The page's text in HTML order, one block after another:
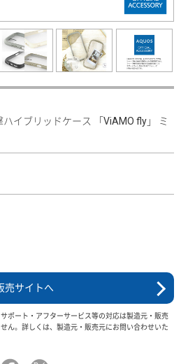
イブリッドケース 「ViAMO fly」 ミ
売サイトへ
ポート・アフターサービス等の対応は製造元・販売
ん。詳しくは、製造元・販売元にお問い合わせいた